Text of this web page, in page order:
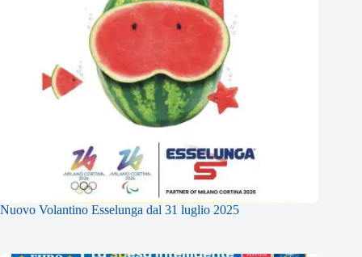
Nuovo Volantino Esselunga dal 31 luglio 2025